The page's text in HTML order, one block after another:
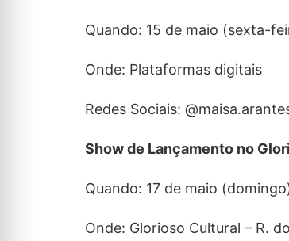
Quando: 15 de maio (sexta-
Onde: Plataformas digitais
Redes Sociais:
Show de Lançamento no
Quando: 17 de maio
Onde: Glorioso Cultural – R.